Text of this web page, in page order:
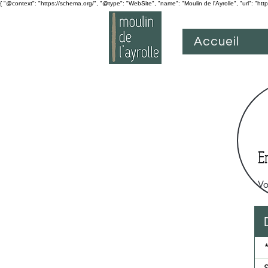
{ "@context": "https://schema.org/", "@type": "WebSite", "name": "Moulin de l'Ayrolle", "url":
Accueil